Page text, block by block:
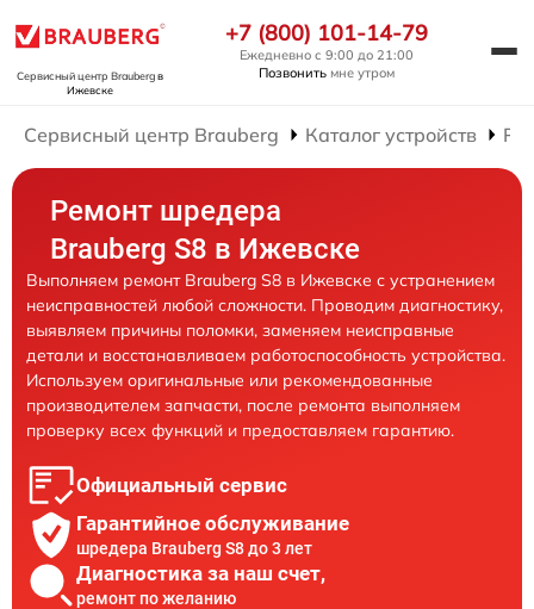
Сервисный центр Braubergв
Ижевске
+7 (800) 101-14-79
Ежедневно с 9:00 до 21:00
Позвонить мне утром
Сервисный центр Brauberg Каталог устройств
Ремонт шредера
Brauberg S8 в Ижевске
Выполняем ремонт Brauberg S8 в Ижевске с устранением
неисправностей любой сложности. Проводим диагностику,
выявляем причины поломки, заменяем неисправные
детали и восстанавливаем работоспособность устройства.
Используем оригинальные или рекомендованные
производителем запчасти, после ремонта выполняем
проверку всех функций и предоставляем гарантию.
Официальный сервис
Гарантийное обслуживание
шредера Brauberg S8 до 3 лет
Диагностика за наш счет,
ремонт по желанию